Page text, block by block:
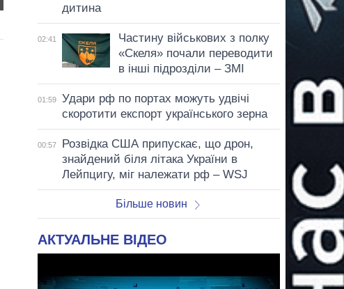
дитина
02:41
Частину військових з полку
«Скеля» почали переводити
в інші підрозділи – ЗМІ
01:59
Удари рф по портах можуть удвічі
скоротити експорт українського зерна
00:57
Розвідка США припускає, що дрон,
знайдений біля літака України в
Лейпцигу, міг належати рф – WSJ
Більше новин
АКТУАЛЬНЕ ВІДЕО